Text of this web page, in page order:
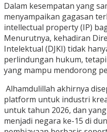
Dalam kesempatan yang
menyampaikan gagasan
intellectual property (IP)
Menurutnya, kehadiran
Intelektual (DJKI) tidak
perlindungan hukum,
yang mampu mendorong
Alhamdulillah akhirnya
platform untuk industri
untuk tahun 2026, dan
menjadi negara ke-15 di